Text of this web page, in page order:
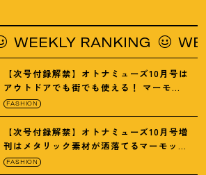
RANKING
【次号付録解禁】オトナミューズ10月号は
アウトドアでも街でも使える ！ マーモッ
トの黒ショルダー
FASHION
【次号付録解禁】オトナミューズ10月号増
刊はメタリック素材が洒落てるマーモット
の保冷バッグ
FASHION